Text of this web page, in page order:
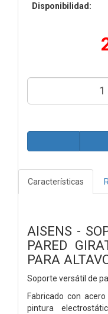
Disponibilidad:
Características
AISENS -
PARED
PARA
Soporte versátil de
Fabricado con
pintura